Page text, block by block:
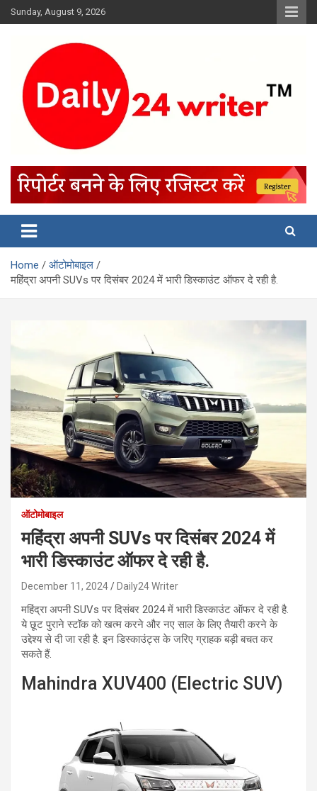
Skip
to
Sunday, August 9, 2026
Home
ऑटोमोबाइल
महिंद्रा अपनी SUVs पर दिसंबर 2024 में भारी डिस्काउंट ऑफर दे रही है.
ऑटोमोबाइल
महिंद्रा अपनी SUVs पर दिसंबर 2024 में
भारी डिस्काउंट ऑफर दे रही है.
December 11, 2024 Daily24 Writer
महिंद्रा अपनी SUVs पर दिसंबर 2024 में भारी डिस्काउंट ऑफर दे रही है.
ये छूट पुराने स्टॉक को खत्म करने और नए साल के लिए तैयारी करने के
उद्देश्य से दी जा रही है. इन डिस्काउंट्स के जरिए ग्राहक बड़ी बचत कर
सकते हैं.
Mahindra XUV400 (Electric SUV)